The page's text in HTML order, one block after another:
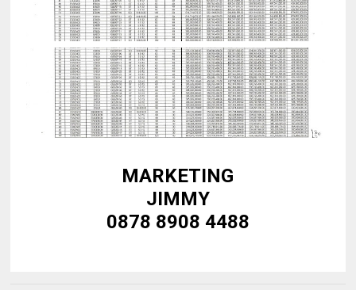
MARKETING
JIMMY
0878 8908 4488